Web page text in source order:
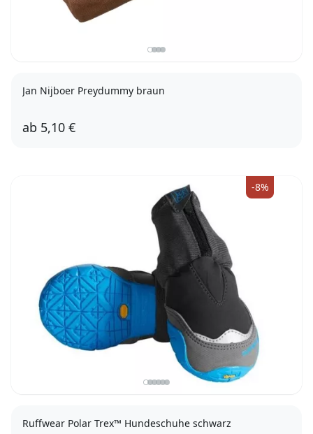
Jan Nijboer Preydummy braun
ab 5,10 €
-8%
Ruffwear Polar Trex™ Hundeschuhe schwarz